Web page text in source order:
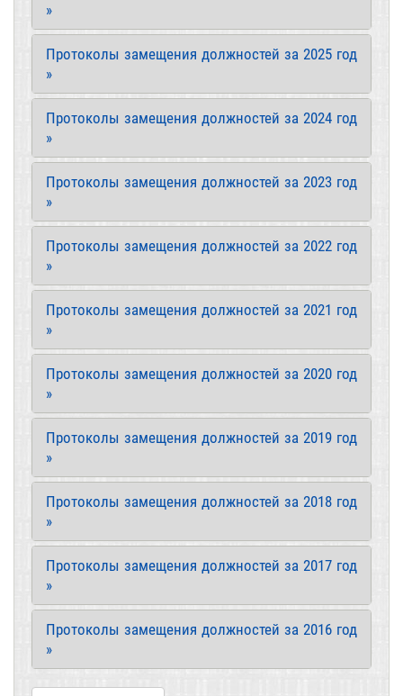
»
Протоколы замещения должностей за 2025 год
»
Протоколы замещения должностей за 2024 год
»
Протоколы замещения должностей за 2023 год
»
Протоколы замещения должностей за 2022 год
»
Протоколы замещения должностей за 2021 год
»
Протоколы замещения должностей за 2020 год
»
Протоколы замещения должностей за 2019 год
»
Протоколы замещения должностей за 2018 год
»
Протоколы замещения должностей за 2017 год
»
Протоколы замещения должностей за 2016 год
»